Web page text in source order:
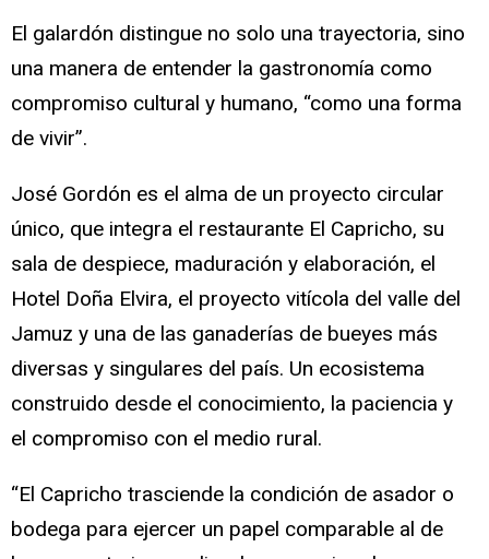
El galardón distingue no solo una trayectoria, sino
una manera de entender la gastronomía como
compromiso cultural y humano, “como una forma
de vivir”.
José Gordón es el alma de un proyecto circular
único, que integra el restaurante El Capricho, su
sala de despiece, maduración y elaboración, el
Hotel Doña Elvira, el proyecto vitícola del valle del
Jamuz y una de las ganaderías de bueyes más
diversas y singulares del país. Un ecosistema
construido desde el conocimiento, la paciencia y
el compromiso con el medio rural.
“El Capricho trasciende la condición de asador o
bodega para ejercer un papel comparable al de